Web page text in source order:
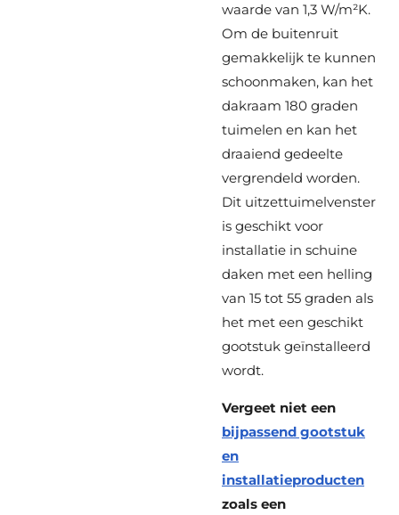
waarde van 1,3 W/m²K.
Om de buitenruit
gemakkelijk te kunnen
schoonmaken, kan het
dakraam 180 graden
tuimelen en kan het
draaiend gedeelte
vergrendeld worden.
Dit uitzettuimelvenster
is geschikt voor
installatie in schuine
daken met een helling
van 15 tot 55 graden als
het met een geschikt
gootstuk geïnstalleerd
wordt.
Vergeet niet een
bijpassend gootstuk
en
installatieproducten
zoals een